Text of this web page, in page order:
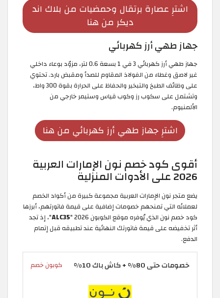
اشترِ عصارة برتقال وحمضيات من بلاك اند
ديكر من هنا
جهاز طهي أرز كهربائي
جهاز طهي أرز كهربائي 3 في 1 بسعة 0.6 لتر، مزوّد بوعاء داخلي
غير لاصق وغطاء من الفولاذ المقاوم للصدأ ومقبض بارد. تحتوي
على وظائف الطبخ والتبخير والحفاظ على الحرارة بقوة 300 واط،
وتشتمل على سكوب رز وكوب قياس وستيمر خارجي من
الألمنيوم.
اشترِ جهاز طهي أرز كهربائي من هنا
أقوى كود خصم نون الإمارات العربية
2026 على الأدوات المنزلية
يضع متجر نون الإمارات العربية مجموعة كبيرة من أكواد الخصم
لعملائه التي تمنحهم خصومات إضافية على قيمة فاتورتهم، أبرزها
كود خصم نون الذي يُوفره موقع الكوبون 2026 "
ALC35"، إذ تجد
أثر تخفيضه على قيمة فاتورتك النهائية عند تطبيقه قبل إتمام
الدفع.
خصومات حتى 80% + كاش باك 10% كوبون خصم